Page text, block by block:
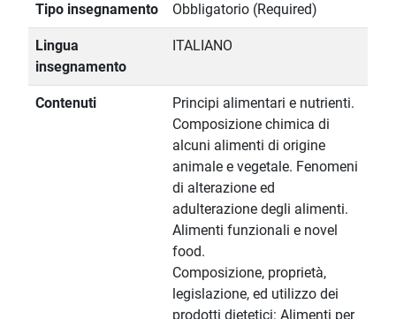
Tipo insegnamento Obbligatorio (Required)
Lingua
insegnamento
ITALIANO
Contenuti
Principi alimentari e nutrienti.
Composizione chimica di
alcuni alimenti di origine
animale e vegetale. Fenomeni
di alterazione ed
adulterazione degli alimenti.
Alimenti funzionali e novel
food.
Composizione, proprietà,
legislazione, ed utilizzo dei
prodotti dietetici: Alimenti per